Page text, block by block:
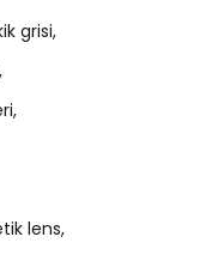
grisi
lens